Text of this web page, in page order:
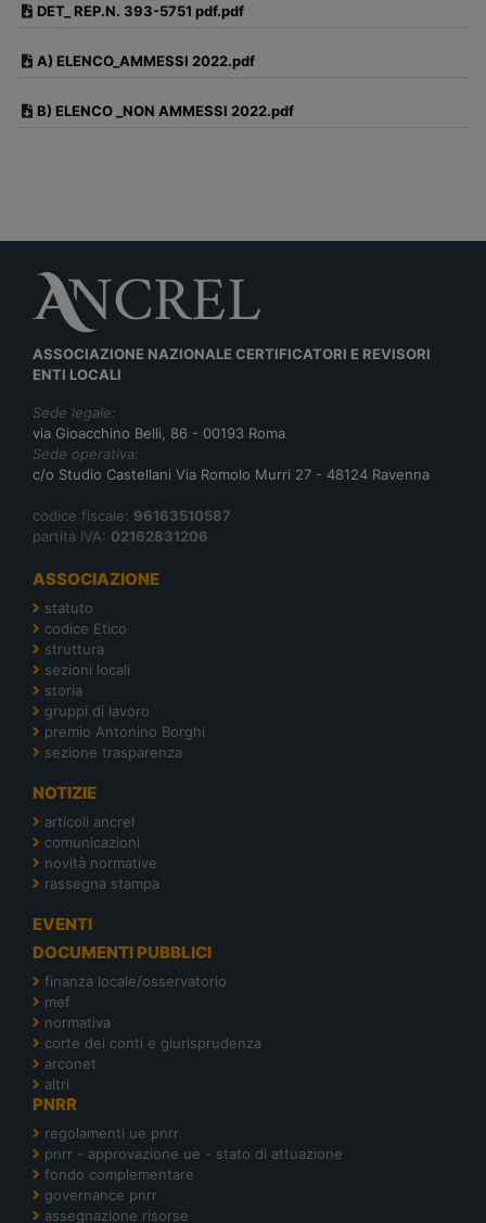
DET_ REP.N. 393-5751 pdf.pdf
A) ELENCO_AMMESSI 2022.pdf
B) ELENCO _NON AMMESSI 2022.pdf
ASSOCIAZIONE NAZIONALE CERTIFICATORI E REVISORI
ENTI LOCALI
Sede legale:
via Gioacchino Belli, 86 - 00193 Roma
Sede operativa:
c/o Studio Castellani Via Romolo Murri 27 - 48124 Ravenna
codice fiscale: 96163510587
partita IVA: 02162831206
ASSOCIAZIONE
statuto
codice Etico
struttura
sezioni locali
storia
gruppi di lavoro
premio Antonino Borghi
sezione trasparenza
NOTIZIE
articoli ancrel
comunicazioni
novità normative
rassegna stampa
EVENTI
DOCUMENTI PUBBLICI
finanza locale/osservatorio
mef
normativa
corte dei conti e giurisprudenza
arconet
altri
PNRR
regolamenti ue pnrr
pnrr - approvazione ue - stato di attuazione
fondo complementare
governance pnrr
assegnazione risorse